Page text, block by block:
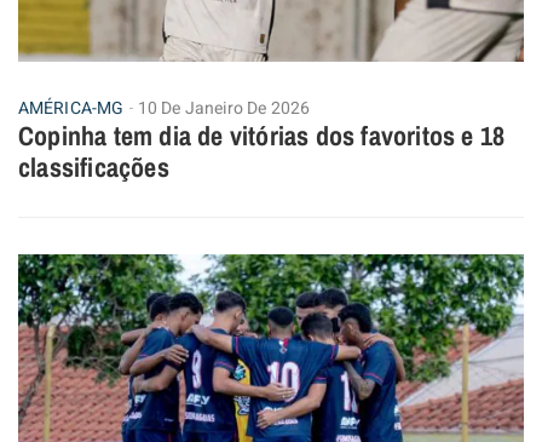
AMÉRICA-MG 10 De Janeiro De 2026
Copinha tem dia de vitórias dos favoritos e 18
classificações